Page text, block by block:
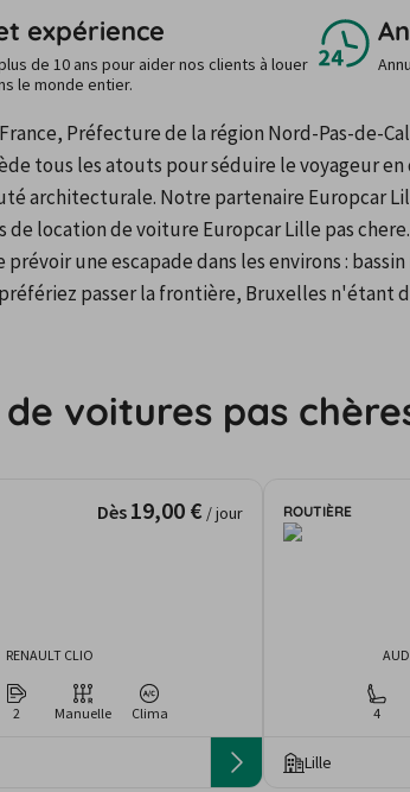
expérience
de 10 ans pour aider nos clients à louer
le monde entier.
Préfecture de la région Nord-Pas-de-
tous les atouts pour séduire le voyageur
architecturale. Notre partenaire Europcar
location de voiture Europcar Lille pas
une escapade dans les environs :
passer la frontière, Bruxelles
voitures pas
Dès 19,00 € / jour
RENAULT CLIO
2 Manuelle Clima
ROUTIÈRE
4
Lille